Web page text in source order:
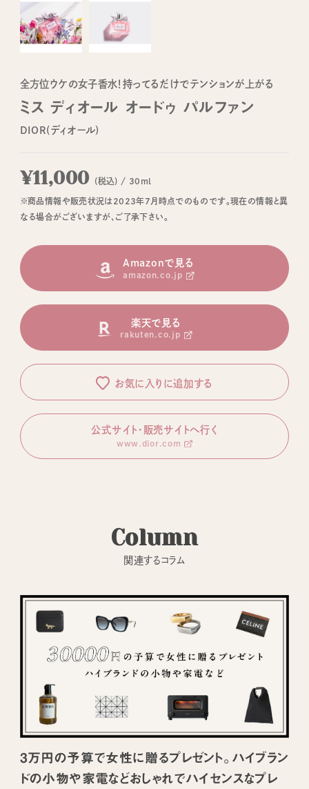
全方位ウケの女子香水！持ってるだけでテンションが上がる
ミス ディオール オードゥ パルファン
DIOR(ディオール)
¥11,000 (税込) / 30ml
※商品情報や販売状況は2023年7月時点でのものです。現在の情報と異
なる場合がございますが、ご了承下さい。
Amazonで見る
amazon.co.jp
楽天で見る
rakuten.co.jp
お気に入りに追加する
公式サイト・販売サイトへ行く
www.dior.com
Column
関連するコラム
3万円の予算で女性に贈るプレゼント。ハイブラン
ドの小物や家電などおしゃれでハイセンスなプレ